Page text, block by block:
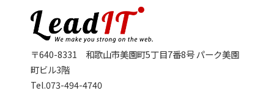
〒640-8331 和歌山市美園町5丁目7番8号 パーク美園
町ビル3階
Tel.073-494-4740